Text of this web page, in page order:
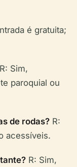
é gratuita;
R: Sim,
paroquial ou
de rodas? R:
acessíveis.
R: Sim,